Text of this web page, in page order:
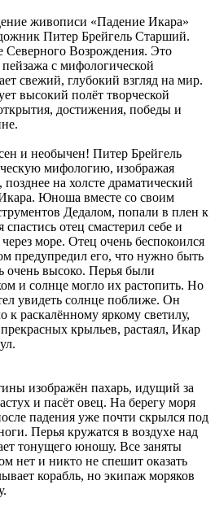
живописи «Падение Икара»
Питер Брейгель Старший.
Северного Возрождения. Это
с мифологической
свежий, глубокий взгляд на мир.
высокий полёт творческой
достижения, победы и
и необычен! Питер Брейгель
мифологию, изображая
на холсте драматический
Юноша вместе со своим
Дедалом, попали в плен к
отец смастерил себе и
море. Отец очень беспокоился
предупредил его, что нужно быть
очень высоко. Перья были
и солнце могло их растопить. Но
увидеть солнце поближе. Он
к раскалённому яркому светилу,
крыльев, растаял, Икар
изображён пахарь, идущий за
и пасёт овец. На берегу моря
падения уже почти скрылся под
Перья кружатся в воздухе над
тонущего юношу. Все заняты
нет и никто не спешит оказать
корабль, но экипаж моряков